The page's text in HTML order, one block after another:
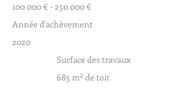
100 000 € - 250 000 €
Année d'achèvement
2020
Surface des travaux
685 m² de toit